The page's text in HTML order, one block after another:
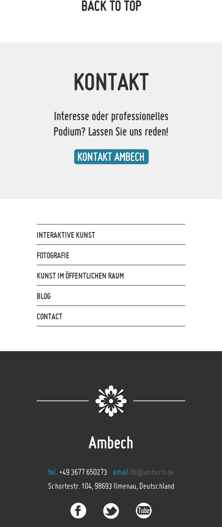
BACK TO TOP
KONTAKT
Interesse oder professionelles
Podium? Lassen Sie uns reden!
KONTAKT AMBECH
INTERAKTIVE KUNST
FOTOGRAFIE
KUNST IM ÖFFENTLICHEN RAUM
BLOG
CONTACT
Ambech
tel. +49 3677 650273 email fb@ambech.de
Schortestr. 104, 98693 Ilmenau, Deutschland